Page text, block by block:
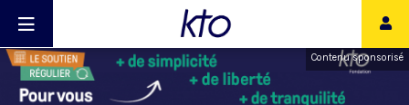
Contenu sponsorisé